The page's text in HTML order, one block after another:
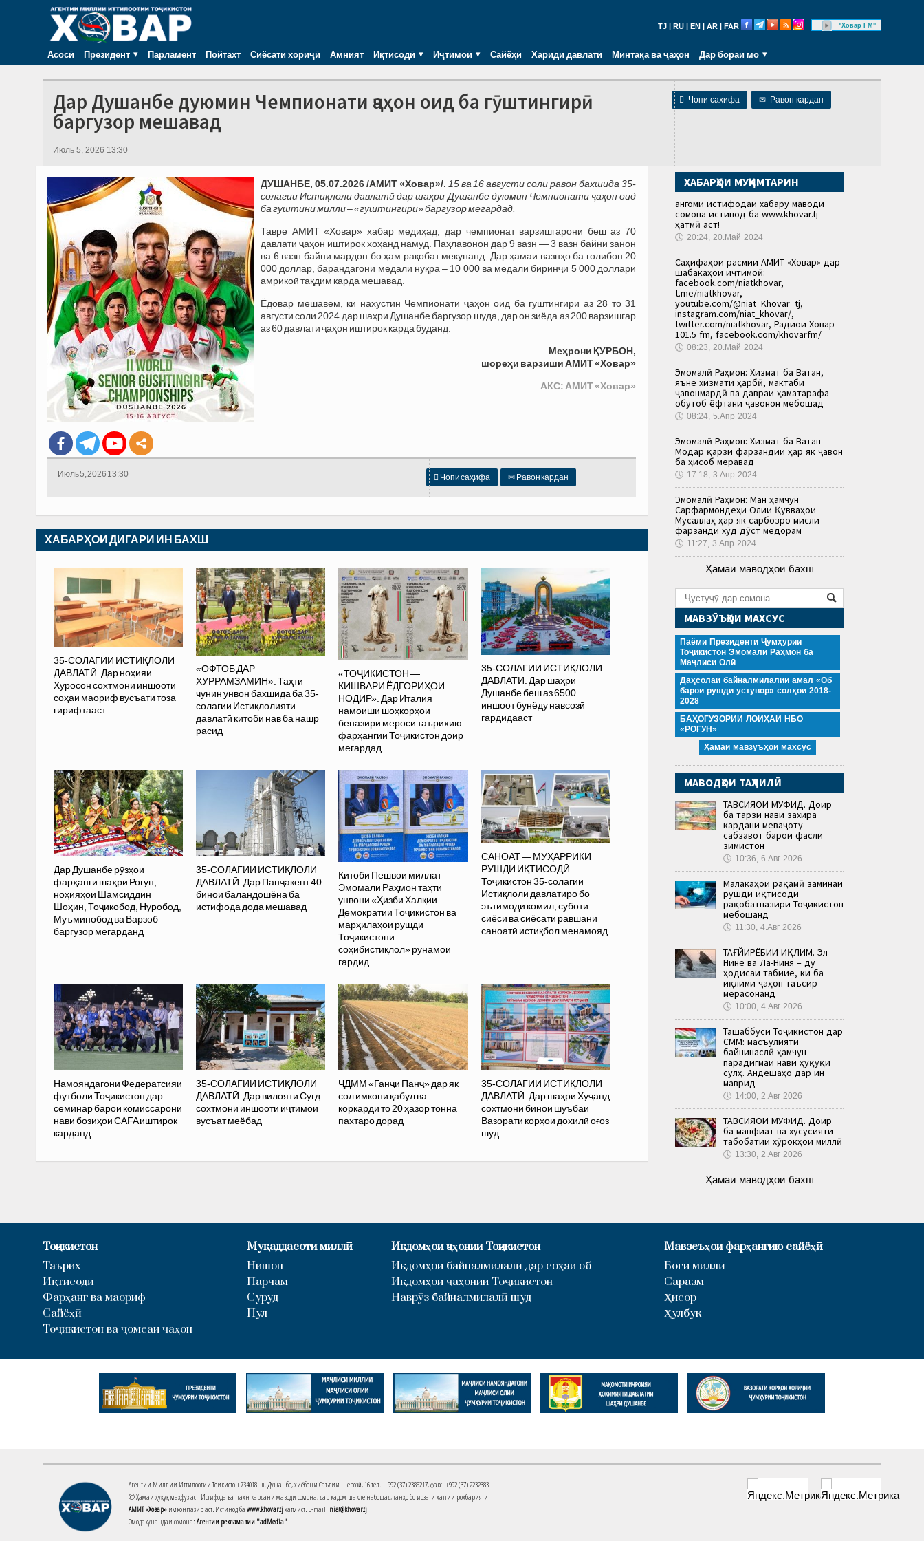
TJ RU EN AR FAR "Ховар FM"
Асосӣ Президент Парламент Пойтахт Сиёсати хориҷӣ Амният Иқтисодӣ Иҷтимоӣ Сайёҳӣ Хариди давлатӣ Минтақа ва ҷаҳон Дар бораи мо
 Чопи саҳифа ✉ Равон кардан
Дар Душанбе дуюмин Чемпионати ҷаҳон оид ба гӯштингирӣ
баргузор мешавад
Июль 5, 2026 13:30
ДУШАНБЕ, 05.07.2026 /АМИТ «Ховар»/. 15 ва 16 августи соли равон бахшида 35-
солагии Истиқлоли давлатӣ дар шаҳри Душанбе дуюмин Чемпионати ҷаҳон оид
ба гӯштини миллӣ – «гӯштингирӣ» баргузор мегардад.
Тавре АМИТ «Ховар» хабар медиҳад, дар чемпионат варзишгарони беш аз 70
давлати ҷаҳон иштирок хоҳанд намуд. Паҳлавонон дар 9 вазн — 3 вазн байни занон
ва 6 вазн байни мардон бо ҳам рақобат мекунанд. Дар ҳамаи вазнҳо ба ғолибон 20
000 доллар, барандагони медали нуқра – 10 000 ва медали биринҷӣ 5 000 доллари
амрикоӣ тақдим карда мешавад.
Ёдовар мешавем, ки нахустин Чемпионати ҷаҳон оид ба гӯштингирӣ аз 28 то 31
августи соли 2024 дар шаҳри Душанбе баргузор шуда, дар он зиёда аз 200 варзишгар
аз 60 давлати ҷаҳон иштирок карда буданд.
Меҳрони ҚУРБОН,
шореҳи варзиши АМИТ «Ховар»
АКС: АМИТ «Ховар»
 Чопи саҳифа ✉ Равон кардан
Июль 5, 2026 13:30
ХАБАРҲОИ ДИГАРИ ИН БАХШ
35-СОЛАГИИ ИСТИҚЛОЛИ
ДАВЛАТӢ. Дар ноҳияи
Хуросон сохтмони иншооти
соҳаи маориф вусъати тоза
гирифтааст
«ОФТОБ ДАР
ХУРРАМЗАМИН». Таҳти
чунин унвон бахшида ба 35-
солагии Истиқлолияти
давлатӣ китоби нав ба нашр
расид
«ТОҶИКИСТОН —
КИШВАРИ ЁДГОРИҲОИ
НОДИР». Дар Италия
намоиши шоҳкорҳои
беназири мероси таърихию
фарҳангии Тоҷикистон доир
мегардад
35-СОЛАГИИ ИСТИҚЛОЛИ
ДАВЛАТӢ. Дар шаҳри
Душанбе беш аз 6500
иншоот бунёду навсозӣ
гардидааст
Дар Душанбе рӯзҳои
фарҳанги шаҳри Роғун,
ноҳияҳои Шамсиддин
Шоҳин, Тоҷикобод, Нуробод,
Муъминобод ва Варзоб
баргузор мегарданд
35-СОЛАГИИ ИСТИҚЛОЛИ
ДАВЛАТӢ. Дар Панҷакент 40
бинои баландошёна ба
истифода дода мешавад
Китоби Пешвои миллат
Эмомалӣ Раҳмон таҳти
унвони «Ҳизби Халқии
Демократии Тоҷикистон ва
марҳилаҳои рушди
Тоҷикистони
соҳибистиқлол» рӯнамоӣ
гардид
САНОАТ — МУҲАРРИКИ
РУШДИ ИҚТИСОДӢ.
Тоҷикистон 35-солагии
Истиқлоли давлатиро бо
эътимоди комил, суботи
сиёсӣ ва сиёсати равшани
саноатӣ истиқбол менамояд
Намояндагони Федератсияи
футболи Тоҷикистон дар
семинар барои комиссарони
нави бозиҳои CAFA иштирок
карданд
35-СОЛАГИИ ИСТИҚЛОЛИ
ДАВЛАТӢ. Дар вилояти Суғд
сохтмони иншооти иҷтимоӣ
вусъат меёбад
ҶДММ «Ганҷи Панҷ» дар як
сол имкони қабул ва
коркарди то 20 ҳазор тонна
пахтаро дорад
35-СОЛАГИИ ИСТИҚЛОЛИ
ДАВЛАТӢ. Дар шаҳри Хуҷанд
сохтмони бинои шуъбаи
Вазорати корҳои дохилӣ оғоз
шуд
ХАБАРҲОИ МУҲИМТАРИН
Ҳангоми истифодаи хабару маводи
сомона истинод ба www.khovar.tj
ҳатмӣ аст!
🕔 20:24, 20.Май 2024
Саҳифаҳои расмии АМИТ «Ховар» дар
шабакаҳои иҷтимоӣ:
facebook.com/niatkhovar,
t.me/niatkhovar,
youtube.com/@niat_Khovar_tj,
instagram.com/niat_khovar/,
twitter.com/niatkhovar, Радиои Ховар
101.5 fm, facebook.com/khovarfm/
🕔 08:23, 20.Май 2024
Эмомалӣ Раҳмон: Хизмат ба Ватан,
яъне хизмати ҳарбӣ, мактаби
ҷавонмардӣ ва давраи ҳаматарафа
обутоб ёфтани ҷавонон мебошад
🕔 08:24, 5.Апр 2024
Эмомалӣ Раҳмон: Хизмат ба Ватан –
Модар қарзи фарзандии ҳар як ҷавон
ба ҳисоб меравад
🕔 17:18, 3.Апр 2024
Эмомалӣ Раҳмон: Ман ҳамчун
Сарфармондеҳи Олии Қувваҳои
Мусаллаҳ ҳар як сарбозро мисли
фарзанди худ дӯст медорам
🕔 11:27, 3.Апр 2024
Ҳамаи маводҳои бахш
МАВЗӮЪҲОИ МАХСУС
Паёми Президенти Ҷумҳурии
Тоҷикистон Эмомалӣ Раҳмон ба
Маҷлиси Олӣ
Даҳсолаи байналмилалии амал «Об
барои рушди устувор» солҳои 2018-
2028
БАҲОГУЗОРИИ ЛОИҲАИ НБО
«РОҒУН»
Ҳамаи мавзӯъҳои махсус
МАВОДҲОИ ТАҲЛИЛӢ
ТАВСИЯҲОИ МУФИД. Доир
ба тарзи нави захира
кардани меваҷоту
сабзавот барои фасли
зимистон
🕔 10:36, 6.Авг 2026
Малакаҳои рақамӣ заминаи
рушди иқтисоди
рақобатпазири Тоҷикистон
мебошанд
🕔 11:30, 4.Авг 2026
ТАҒЙИРЁБИИ ИҚЛИМ. Эл-
Нинё ва Ла-Ниня – ду
ҳодисаи табиие, ки ба
иқлими ҷаҳон таъсир
мерасонанд
🕔 10:00, 4.Авг 2026
Ташаббуси Тоҷикистон дар
СММ: масъулияти
байнинаслӣ ҳамчун
парадигмаи нави ҳуқуқи
сулҳ. Андешаҳо дар ин
маврид
🕔 14:00, 2.Авг 2026
ТАВСИЯҲОИ МУФИД. Доир
ба манфиат ва хусусияти
табобатии хӯрокҳои миллӣ
🕔 13:30, 2.Авг 2026
Ҳамаи маводҳои бахш
Тоҷикистон
Таърих
Иқтисодӣ
Фарҳанг ва маориф
Сайёҳӣ
Тоҷикистон ва ҷомеаи ҷаҳон
Муқаддасоти миллӣ
Нишон
Парчам
Суруд
Пул
Иқдомҳои ҷаҳонии Тоҷикистон
Иқдомҳои байналмилалӣ дар соҳаи об
Иқдомҳои ҷаҳонии Тоҷикистон
Наврӯз байналмилалӣ шуд
Мавзеъҳои фарҳангию сайёҳӣ
Боғи миллӣ
Саразм
Ҳисор
Ҳулбук
Агентии Миллии Иттилоотии Тоҷикистон 734018. ш. Душанбе, хиёбони Саъдии Шерозӣ, 16 тел.: +992 (37) 2385217, факс: +992 (37) 2232383
© Ҳамаи ҳуқуқ маҳфуз аст. Истифода ва паҳн кардани маводи сомона, дар кадом шакле набошад, танҳо бо иҷозати хаттии роҳбарияти
АМИТ «Ховар» имконпазир аст. Истинод ба www.khovar.tjҳатмист. E-mail: niat@khovar.tj
Омодакунандаи сомона: Агентии рекламавии "adMedia"